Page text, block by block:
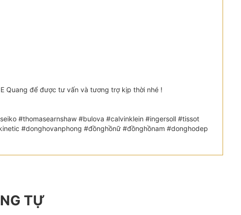
Quang để được tư vấn và tương trợ kịp thời nhé !
#thomasearnshaw #bulova #calvinklein #ingersoll #tissot
#donghovanphong #đồnghồnữ #đồnghồnam #donghodep
TỰ